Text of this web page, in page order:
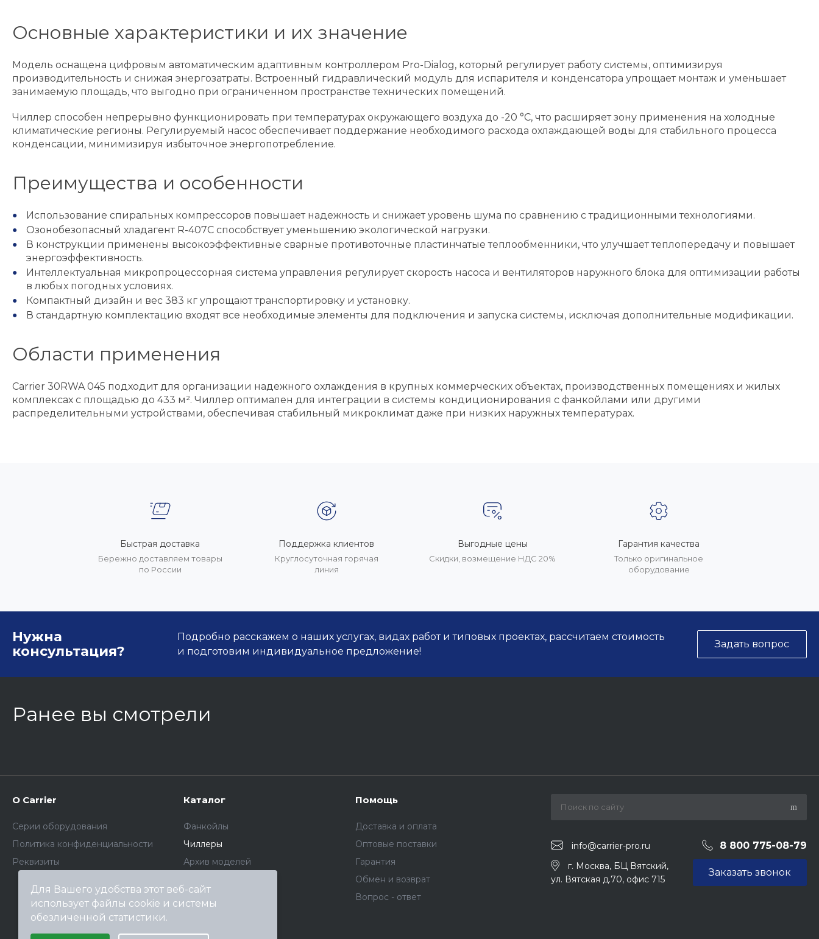
Основные характеристики и их значение
Модель оснащена цифровым автоматическим адаптивным контроллером Pro-Dialog, который регулирует работу системы, оптимизируя
производительность и снижая энергозатраты. Встроенный гидравлический модуль для испарителя и конденсатора упрощает монтаж и уменьшает
занимаемую площадь, что выгодно при ограниченном пространстве технических помещений.
Чиллер способен непрерывно функционировать при температурах окружающего воздуха до -20 °С, что расширяет зону применения на холодные
климатические регионы. Регулируемый насос обеспечивает поддержание необходимого расхода охлаждающей воды для стабильного процесса
конденсации, минимизируя избыточное энергопотребление.
Преимущества и особенности
Использование спиральных компрессоров повышает надежность и снижает уровень шума по сравнению с традиционными технологиями.
Озонобезопасный хладагент R-407C способствует уменьшению экологической нагрузки.
В конструкции применены высокоэффективные сварные противоточные пластинчатые теплообменники, что улучшает теплопередачу и повышает
энергоэффективность.
Интеллектуальная микропроцессорная система управления регулирует скорость насоса и вентиляторов наружного блока для оптимизации работы
в любых погодных условиях.
Компактный дизайн и вес 383 кг упрощают транспортировку и установку.
В стандартную комплектацию входят все необходимые элементы для подключения и запуска системы, исключая дополнительные модификации.
Области применения
Carrier 30RWA 045 подходит для организации надежного охлаждения в крупных коммерческих объектах, производственных помещениях и жилых
комплексах с площадью до 433 м². Чиллер оптимален для интеграции в системы кондиционирования с фанкойлами или другими
распределительными устройствами, обеспечивая стабильный микроклимат даже при низких наружных температурах.
Быстрая доставка
Бережно доставляем товары
по России
Поддержка клиентов
Круглосуточная горячая
линия
Выгодные цены
Скидки, возмещение НДС 20%
Гарантия качества
Только оригинальное
оборудование
Нужна
консультация?
Подробно расскажем о наших услугах, видах работ и типовых проектах, рассчитаем стоимость
и подготовим индивидуальное предложение!
Задать вопрос
Ранее вы смотрели
О Carrier
Серии оборудования
Политика конфиденциальности
Реквизиты
Каталог
Фанкойлы
Чиллеры
Архив моделей
Помощь
Доставка и оплата
Оптовые поставки
Гарантия
Обмен и возврат
Вопрос - ответ
info@carrier-pro.ru 8 800 775-08-79
г. Москва, БЦ Вятский,
ул. Вятская д.70, офис 715
Заказать звонок
Для Вашего удобства этот веб-сайт
использует файлы cookie и системы
обезличенной статистики.